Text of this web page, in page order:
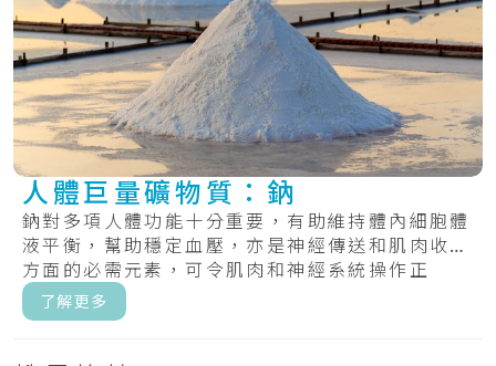
人體巨量礦物質：鈉
鈉對多項人體功能十分重要，有助維持體內細胞體
液平衡，幫助穩定血壓，亦是神經傳送和肌肉收縮
方面的必需元素，可令肌肉和神經系統操作正
常。.....
了解更多